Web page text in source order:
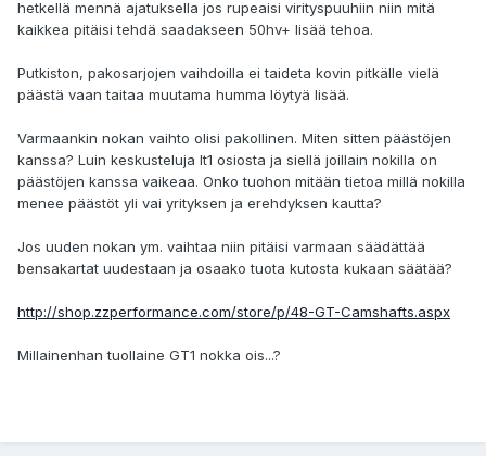
hetkellä mennä ajatuksella jos rupeaisi virityspuuhiin niin mitä
kaikkea pitäisi tehdä saadakseen 50hv+ lisää tehoa.
Putkiston, pakosarjojen vaihdoilla ei taideta kovin pitkälle vielä
päästä vaan taitaa muutama humma löytyä lisää.
Varmaankin nokan vaihto olisi pakollinen. Miten sitten päästöjen
kanssa? Luin keskusteluja lt1 osiosta ja siellä joillain nokilla on
päästöjen kanssa vaikeaa. Onko tuohon mitään tietoa millä nokilla
menee päästöt yli vai yrityksen ja erehdyksen kautta?
Jos uuden nokan ym. vaihtaa niin pitäisi varmaan säädättää
bensakartat uudestaan ja osaako tuota kutosta kukaan säätää?
http://shop.zzperformance.com/store/p/48-GT-Camshafts.aspx
Millainenhan tuollaine GT1 nokka ois...?